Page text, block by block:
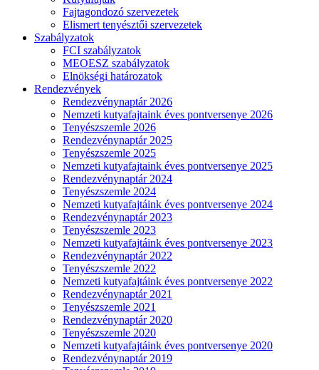
Fajtagondozó szervezetek
Elismert tenyésztői szervezetek
Szabályzatok
FCI szabályzatok
MEOESZ szabályzatok
Elnökségi határozatok
Rendezvények
Rendezvénynaptár 2026
Nemzeti kutyafajtaink éves pontversenye 2026
Tenyészszemle 2026
Rendezvénynaptár 2025
Tenyészszemle 2025
Nemzeti kutyafajtaink éves pontversenye 2025
Rendezvénynaptár 2024
Tenyészszemle 2024
Nemzeti kutyafajtáink éves pontversenye 2024
Rendezvénynaptár 2023
Tenyészszemle 2023
Nemzeti kutyafajtáink éves pontversenye 2023
Rendezvénynaptár 2022
Tenyészszemle 2022
Nemzeti kutyafajtáink éves pontversenye 2022
Rendezvénynaptár 2021
Tenyészszemle 2021
Rendezvénynaptár 2020
Tenyészszemle 2020
Nemzeti kutyafajtáink éves pontversenye 2020
Rendezvénynaptár 2019